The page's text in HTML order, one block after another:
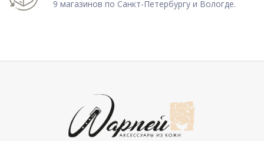
9 магазинов по Санкт-Петербургу и Вологде.